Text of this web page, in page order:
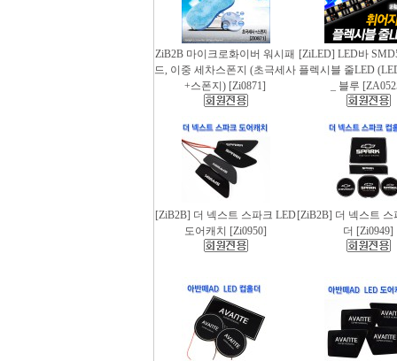
ZiB2B 마이크로화이버 워시패
드, 이중 세차스폰지 (초극세사
+스폰지) [Zi0871]
[ZiLED] LED바
플렉시블 줄LED
_ 블루
[ZiB2B] 더 넥스트 스파크 LED
도어캐치 [Zi0950]
[ZiB2B] 더 넥스트 스
더 [Zi0949]